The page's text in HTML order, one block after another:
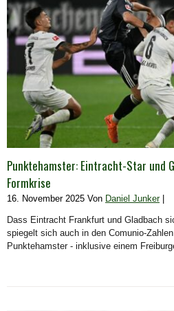
Punktehamster: Eintracht-Star und
Formkrise
16. November 2025 Von Daniel Junker|
Dass Eintracht Frankfurt und Gladbach
spiegelt sich auch in den Comunio-
Punktehamster - inklusive einem